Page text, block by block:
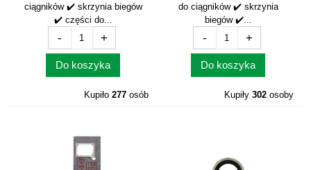
ciągników ✔️ skrzynia biegów
✔️ części do...
- +
Do koszyka
Kupiło 277 osób
do ciągników ✔️ skrzynia
biegów ✔️...
- +
Do koszyka
Kupiły 302 osoby